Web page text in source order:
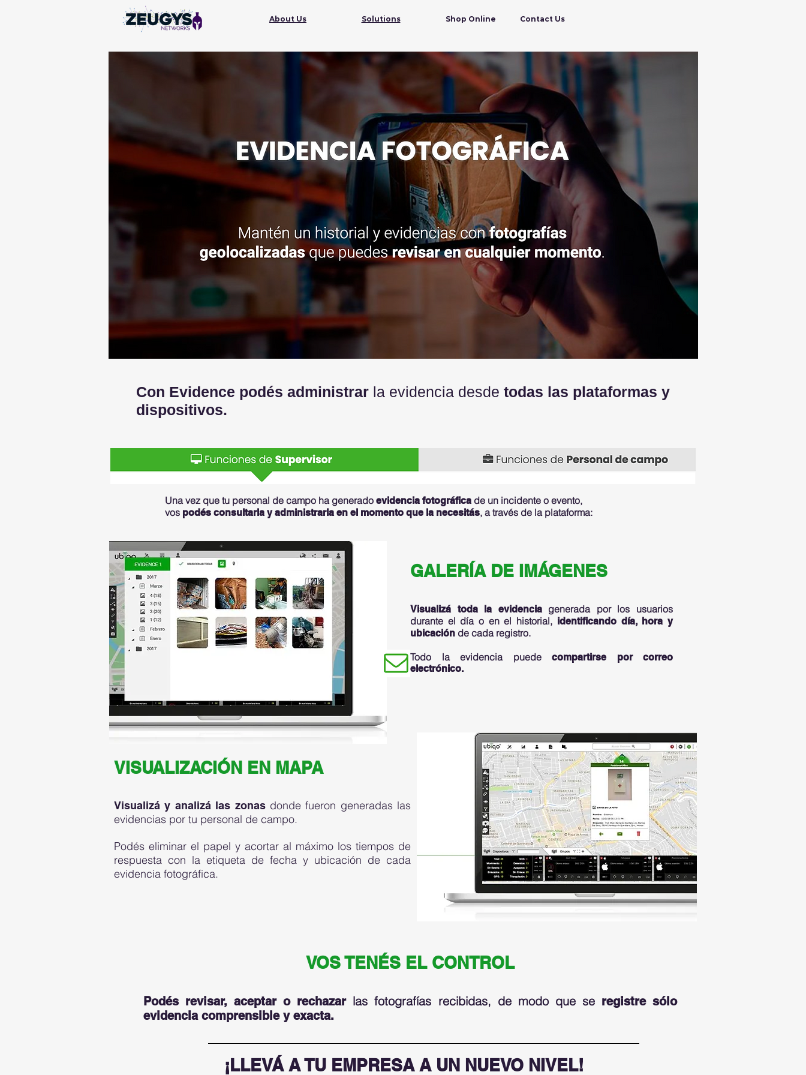
About Us Solutions Shop Online Contact Us
Con Evidence podés administrar la evidencia desde todas las plataformas y
dispositivos.
Una vez que tu personal de campo ha generado evidencia fotográfica de un incidente o evento,
vos podés consultarla y administrarla en el momento que la necesitás, a través de la plataforma:
GALERÍA DE IMÁGENES
Visualizá toda la evidenciagenerada por los usuarios
durante el día o en el historial, identificando día, hora y
ubicación de cada registro.
Todo la evidencia puede compartirse por correo
electrónico.
VISUALIZACIÓN EN MAPA
Visualizá y analizá las zonas donde fueron generadas las
evidencias por tu personal de campo.
Podés eliminar el papel y acortar al máximo los tiempos de
respuesta con la etiqueta de fecha y ubicación de cada
evidencia fotográfica.
VOS TENÉS EL CONTROL
Podés revisar, aceptar o rechazar las fotografías recibidas, de modo que se registre sólo
evidencia comprensible y exacta.
¡LLEVÁ A TU EMPRESA A UN NUEVO NIVEL!